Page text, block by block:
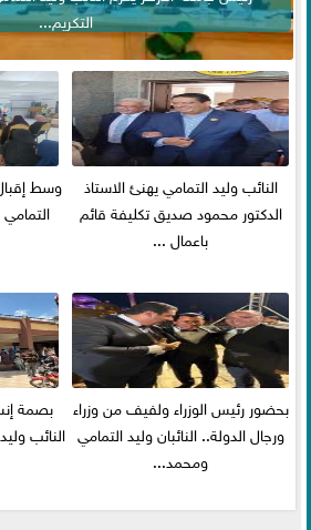
التكريم...
النائب وليد التمامي يهنئ الاستاذ
الدكتور محمود صديق تكليفة قائم
باعمال ...
وسط
بحضور رئيس الوزراء ولفيف من وزراء
ورجال الدولة.. النائبان وليد التمامي
ومحمد...
بصمة
النائب